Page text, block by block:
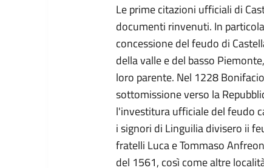
Le prime citazioni ufficiali di
documenti rinvenuti. In
concessione del feudo di
della valle e del basso
loro parente. Nel 1228
sottomissione verso la
l'investitura ufficiale del feudo
i signori di Linguilia divisero ii
fratelli Luca e Tommaso
del 1561, così come altre